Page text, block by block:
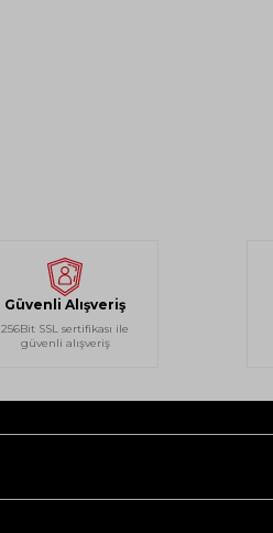
Güvenli Alışveriş
256Bit SSL sertifikası ile
güvenli alışveriş